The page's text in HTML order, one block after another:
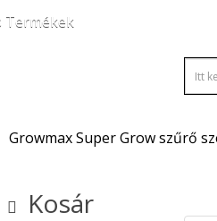
Termékek
Growmax Super Grow szűrő
Kosár